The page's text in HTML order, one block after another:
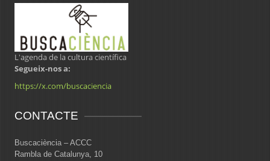
L'agenda de la cultura científica
Segueix-nos a:
https://x.com/buscaciencia
CONTACTE
Buscaciència – ACCC
Rambla de Catalunya, 10